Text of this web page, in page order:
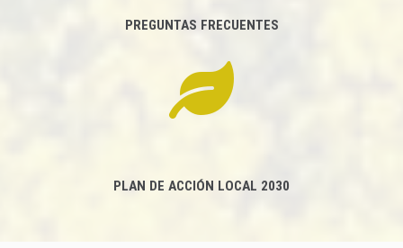
PREGUNTAS FRECUENTES
PLAN DE ACCIÓN LOCAL 2030